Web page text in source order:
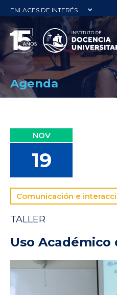
ENLACES DE INTERÉS
Agenda
NOV
19
Comunicación e
TALLER
Uso